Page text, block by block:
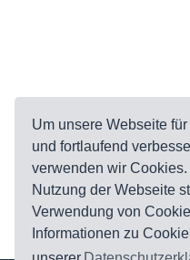
Um unsere Webseite
und fortlaufend
verwenden wir
Nutzung der Webseite
Verwendung von
Informationen zu